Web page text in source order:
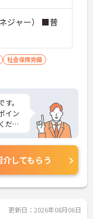
ジャー） ■普
社会保険完備
。
イン
ださ
介してもらう
更新日：2026年08月06日